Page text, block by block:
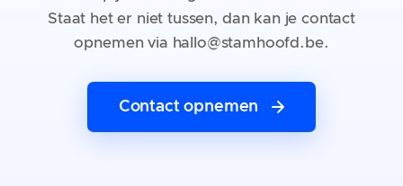
Staat het er niet tussen, dan kan je contact
opnemen via hallo@stamhoofd.be.
Contact opnemen